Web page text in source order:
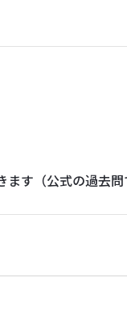
す（公式の過去問